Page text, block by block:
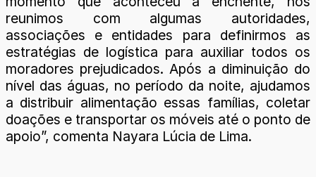
reunimos com algumas autoridades,
associações e entidades para definirmos as
estratégias de logística para auxiliar todos os
moradores prejudicados. Após a diminuição do
nível das águas, no período da noite, ajudamos
a distribuir alimentação essas famílias, coletar
doações e transportar os móveis até o ponto de
apoio”, comenta Nayara Lúcia de Lima.